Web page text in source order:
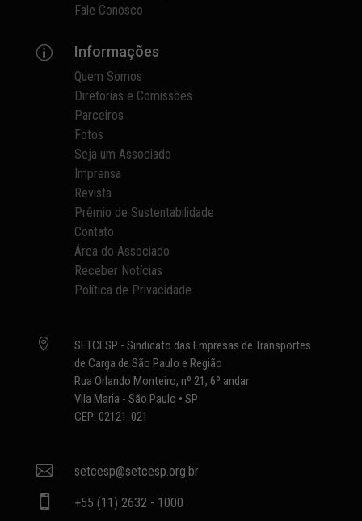
Fale Conosco
p Informações
Quem Somos
Diretorias e Comissões
Parceiros
Fotos
Seja um Associado
Imprensa
Revista
Prêmio de Sustentabilidade
Contato
Área do Associado
Receber Notícias
Política de Privacidade

SETCESP - Sindicato das Empresas de Transportes
de Carga de São Paulo e Região
Rua Orlando Monteiro, nº 21, 6º andar
Vila Maria - São Paulo • SP
CEP: 02121-021
 setcesp@setcesp.org.br
 +55 (11) 2632 - 1000